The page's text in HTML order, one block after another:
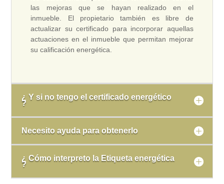
las mejoras que se hayan realizado en el
inmueble. El propietario también es libre de
actualizar su certificado para incorporar aquellas
actuaciones en el inmueble que permitan mejorar
su calificación energética.
¿ Y si no tengo el certificado energético
?
Necesito ayuda para obtenerlo
¿ Cómo interpreto la Etiqueta energética
?